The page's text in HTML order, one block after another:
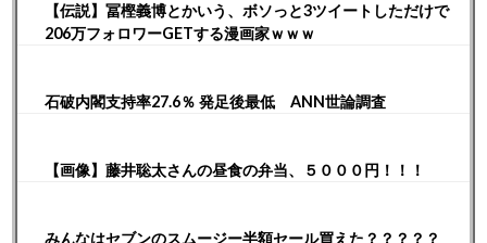
【伝説】冨樫義博とかいう、ボソっと3ツイートしただけで
206万フォロワーGETする漫画家ｗｗｗ
石破内閣支持率27.6％ 発足後最低 ANN世論調査
【画像】藤井聡太さんの昼食の弁当、５０００円！！！
みんなはセブンのスムージー半額セール買えた？？？？？